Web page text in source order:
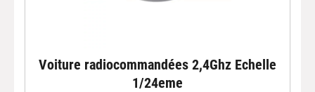
Voiture radiocommandées 2,4Ghz Echelle
1/24eme